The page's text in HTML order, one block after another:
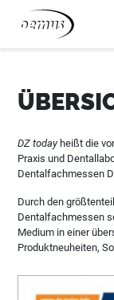
Zum Inhalt springen
DZ todayheißt die
Praxis und
Dentalfachmessen
Durch den
Dentalfachmessen
Medium in einer
Produktneuheiten,